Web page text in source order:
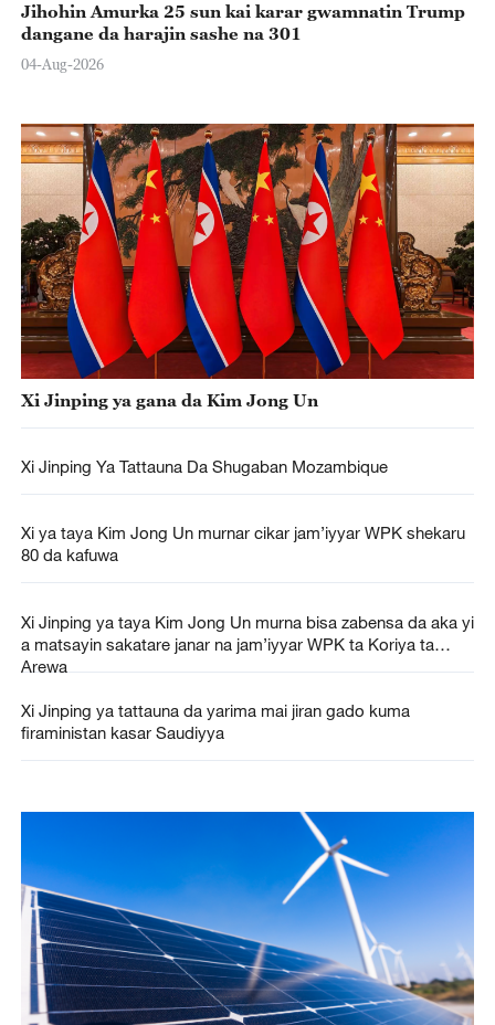
Jihohin Amurka 25 sun kai karar gwamnatin Trump
dangane da harajin sashe na 301
04-Aug-2026
Xi Jinping ya gana da Kim Jong Un
Xi Jinping Ya Tattauna Da Shugaban Mozambique
Xi ya taya Kim Jong Un murnar cikar jam’iyyar WPK shekaru
80 da kafuwa
Xi Jinping ya taya Kim Jong Un murna bisa zabensa da aka yi
a matsayin sakatare janar na jam’iyyar WPK ta Koriya ta
Arewa
Xi Jinping ya tattauna da yarima mai jiran gado kuma
firaministan kasar Saudiyya